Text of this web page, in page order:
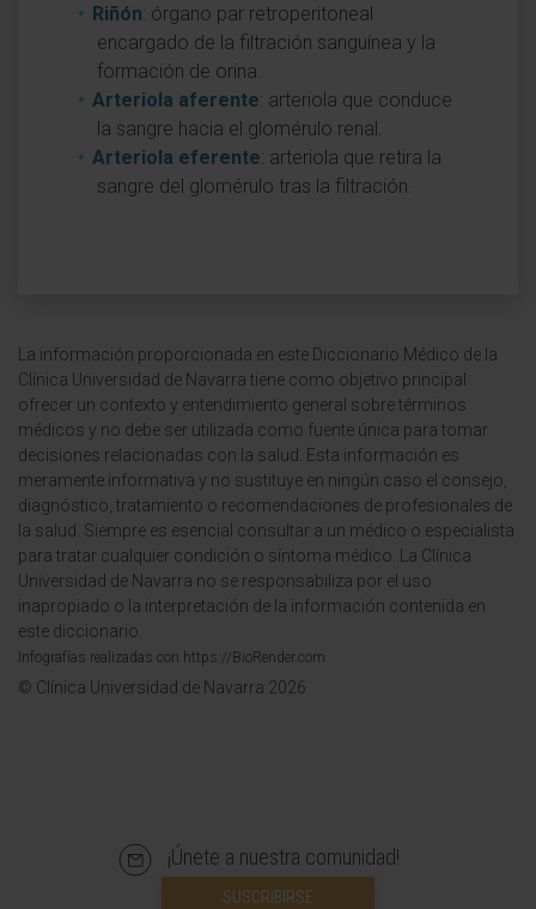
Riñón: órgano par retroperitoneal
encargado de la filtración sanguínea y la
formación de orina.
Arteriola aferente: arteriola que conduce
la sangre hacia el glomérulo renal.
Arteriola eferente: arteriola que retira la
sangre del glomérulo tras la filtración.
La información proporcionada en este Diccionario Médico de la
Clínica Universidad de Navarra tiene como objetivo principal
ofrecer un contexto y entendimiento general sobre términos
médicos y no debe ser utilizada como fuente única para tomar
decisiones relacionadas con la salud. Esta información es
meramente informativa y no sustituye en ningún caso el consejo,
diagnóstico, tratamiento o recomendaciones de profesionales de
la salud. Siempre es esencial consultar a un médico o especialista
para tratar cualquier condición o síntoma médico. La Clínica
Universidad de Navarra no se responsabiliza por el uso
inapropiado o la interpretación de la información contenida en
este diccionario.
Infografías realizadas con https://BioRender.com
© Clínica Universidad de Navarra 2026
¡Únete a nuestra comunidad!
SUSCRIBIRSE